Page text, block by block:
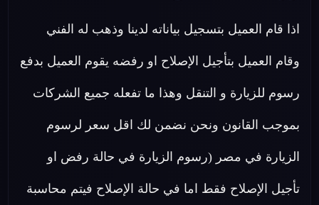
اذا قام العميل بتسجيل بياناته لدينا وذهب له الفني
وقام العميل بتأجيل الإصلاح او رفضه يقوم العميل بدفع
رسوم للزيارة و التنقل وهذا ما تفعله جميع الشركات
بموجب القانون ونحن نضمن لك اقل سعر لرسوم
الزيارة في مصر (رسوم الزيارة في حالة رفض او
تأجيل الإصلاح فقط اما في حالة الإصلاح فيتم محاسبة